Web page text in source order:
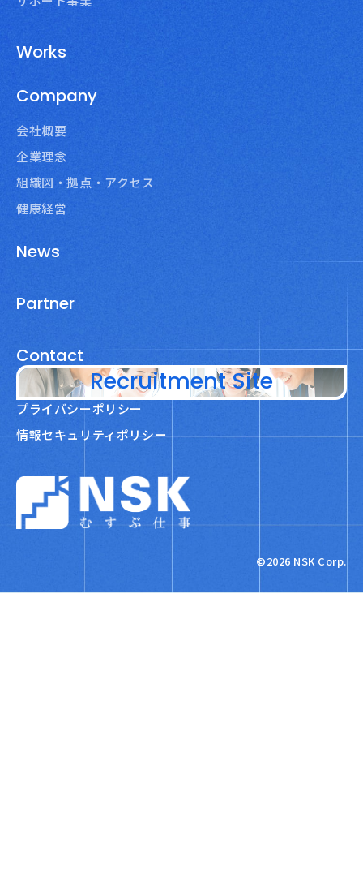
Works
Company
会社概要
企業理念
組織図・拠点・アクセス
健康経営
News
Partner
Contact
Recruitment Site
プライバシーポリシー
情報セキュリティポリシー
©2026 NSK Corp.